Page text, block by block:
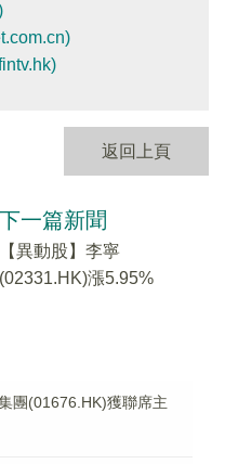
返回上頁
下一篇新聞
【異動股】李寧
(02331.HK)漲5.95%
團(01676.HK)獲聯席主